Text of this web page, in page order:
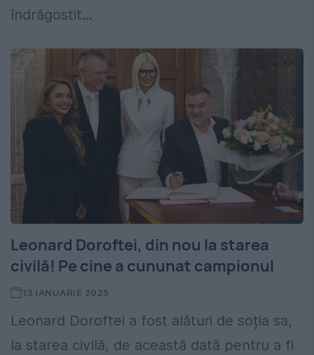
îndrăgostit...
Leonard Doroftei, din nou la starea
civilă! Pe cine a cununat campionul
13 IANUARIE 2025
Leonard Doroftei a fost alături de soția sa,
la starea civilă, de această dată pentru a fi